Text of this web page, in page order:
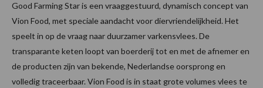
Good Farming Star is een vraaggestuurd, dynamisch concept van
Vion Food, met speciale aandacht voor diervriendelijkheid. Het
speelt in op de vraag naar duurzamer varkensvlees. De
transparante keten loopt van boerderij tot en met de afnemer en
de producten zijn van bekende, Nederlandse oorsprong en
volledig traceerbaar. Vion Food is in staat grote volumes vlees te